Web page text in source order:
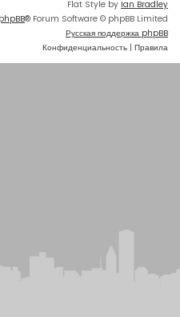
Flat Style by Ian Bradley
phpBB® Forum Software © phpBB Limited
Русская поддержка phpBB
Конфиденциальность | Правила